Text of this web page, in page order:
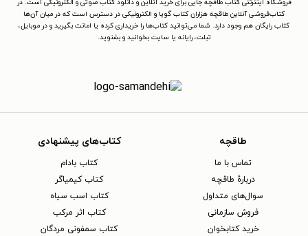
فروشگاه اینترنتی کتاب طاقچه جایی برای خرید آنلاین و دانلود کتاب صوتی و الکترونیکی است. در
کتاب‌فروشی آنلاین طاقچه هزاران کتاب گویا و الکترونیکی در دسترس است که در میان آن‌ها
کتاب رایگان هم وجود دارد. شما می‌توانید کتاب‌ها را خریداری کرده یا امانت بگیرید و در موبایل،
تبلت، رایانه یا سایت بخوانید و بشنوید.
طاقچه
تماس با ما
دربارهٔ طاقچه
سوال‌های متداول
فروش سازمانی
خرید کتابخوان
کتاب‌های پیشنهادی
کتاب بادام
کتاب کیمیاگر
کتاب اسب سیاه
کتاب اثر مرکب
کتاب سمفونی مردگان